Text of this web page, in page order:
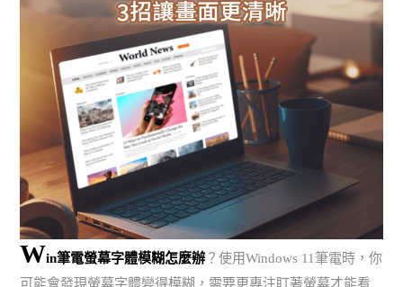
Win筆電螢幕字體模糊怎麼辦 ？使用Windows 11筆電時，你
可能會發現螢幕字體變得模糊，需要更專注盯著螢幕才能看